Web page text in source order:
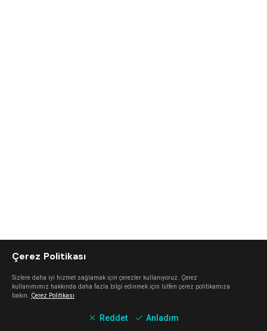
Çerez Politikası
Sizlere daha iyi hizmet sağlamak için çerezler kullanıyoruz. Çerez
kullanımımız hakkında daha fazla bilgi edinmek için lütfen çerez politikamıza
bakın. Çerez Politikası
Reddet Anladım